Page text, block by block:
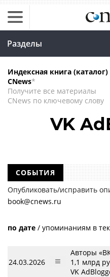
Разделы
Индексная книга (каталог)
CNews*
Получите все материалы
CNews по ключевому слову
VK
СОБЫТИЯ
Опубликовать/исправить
book@cnews.ru
по дате / упоминаниям в
24.03.2026
Авторы
1,1 млрд
VK